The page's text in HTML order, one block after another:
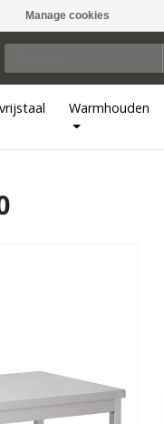
Manage cookies
Warmhouden